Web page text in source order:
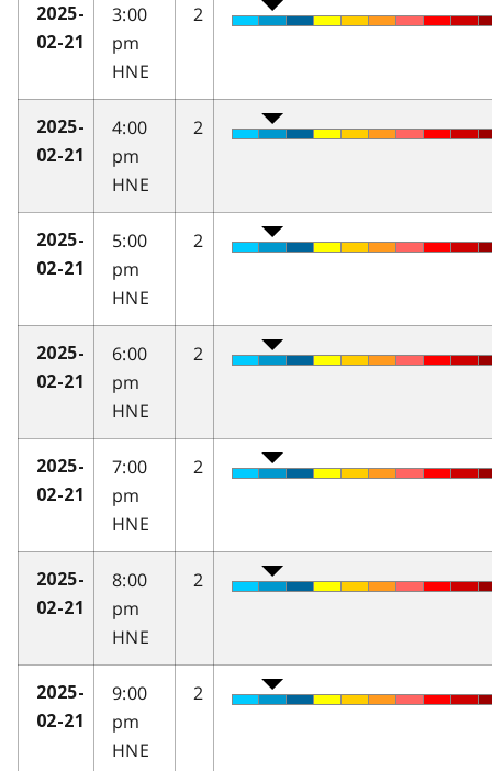
2025-
02-21
3:00
pm
HNE
2
2025-
02-21
4:00
pm
HNE
2
2025-
02-21
5:00
pm
HNE
2
2025-
02-21
6:00
pm
HNE
2
2025-
02-21
7:00
pm
HNE
2
2025-
02-21
8:00
pm
HNE
2
2025-
02-21
9:00
pm
HNE
2